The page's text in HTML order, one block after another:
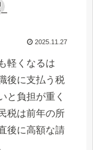
2025.11.27
軽くなるは
後に支払う税
と負担が重く
税は前年の所
後に高額な請